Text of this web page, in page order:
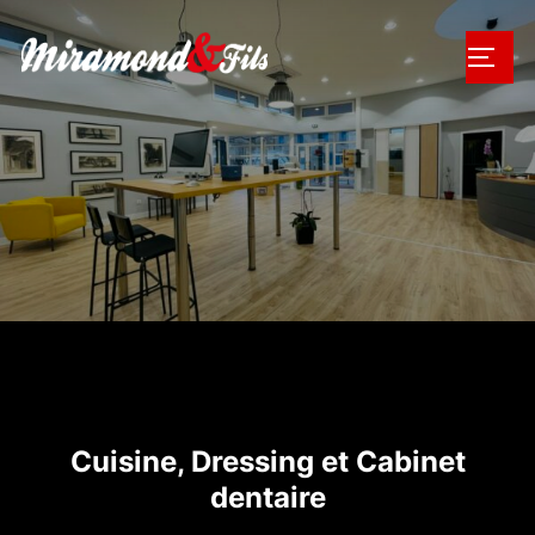
Cuisine, Dressing et Cabinet
dentaire